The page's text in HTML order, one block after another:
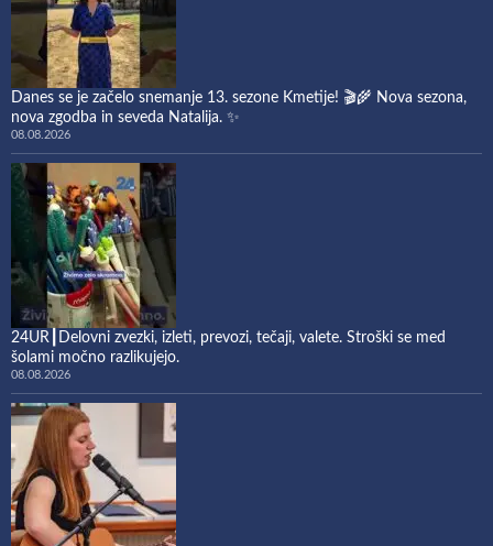
Danes se je začelo snemanje 13. sezone Kmetije! 🎬🌾 Nova sezona,
nova zgodba in seveda Natalija. ✨
08.08.2026
24UR┃Delovni zvezki, izleti, prevozi, tečaji, valete. Stroški se med
šolami močno razlikujejo.
08.08.2026